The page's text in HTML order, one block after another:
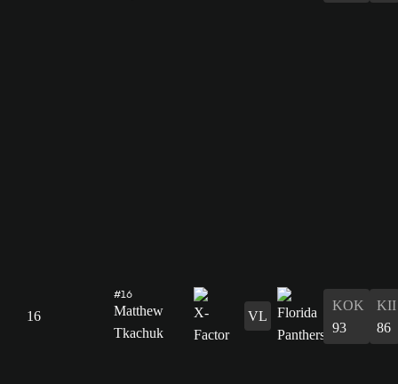
16
#16
Matthew
Tkachuk
VL
KOK
93
KII
86